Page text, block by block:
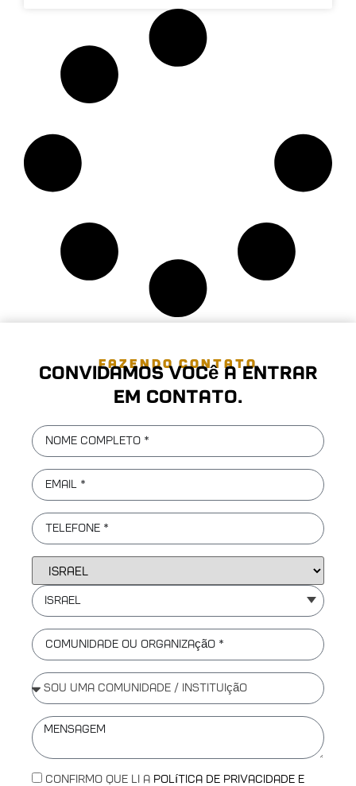
FAZENDO CONTATO
Convidamos você a entrar
em contato.
Israel
Confirmo que li a Política de Privacidade e